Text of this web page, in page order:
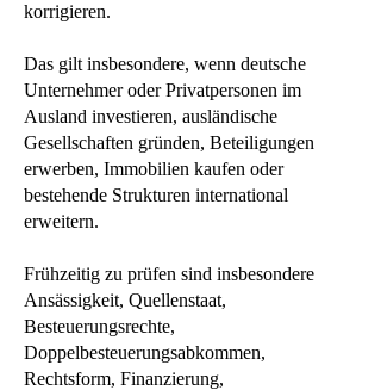
korrigieren.
Das gilt insbesondere, wenn deutsche
Unternehmer oder Privatpersonen im
Ausland investieren, ausländische
Gesellschaften gründen, Beteiligungen
erwerben, Immobilien kaufen oder
bestehende Strukturen international
erweitern.
Frühzeitig zu prüfen sind insbesondere
Ansässigkeit, Quellenstaat,
Besteuerungsrechte,
Doppelbesteuerungsabkommen,
Rechtsform, Finanzierung,